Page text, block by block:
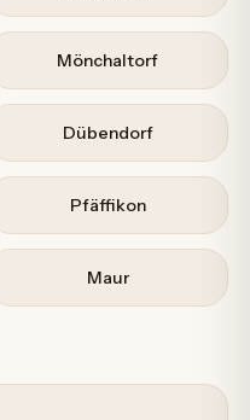
Mönchaltorf
Dübendorf
Pfäffikon
Maur